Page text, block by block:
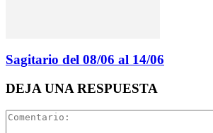
Sagitario del 08/06 al 14/06
DEJA UNA RESPUESTA